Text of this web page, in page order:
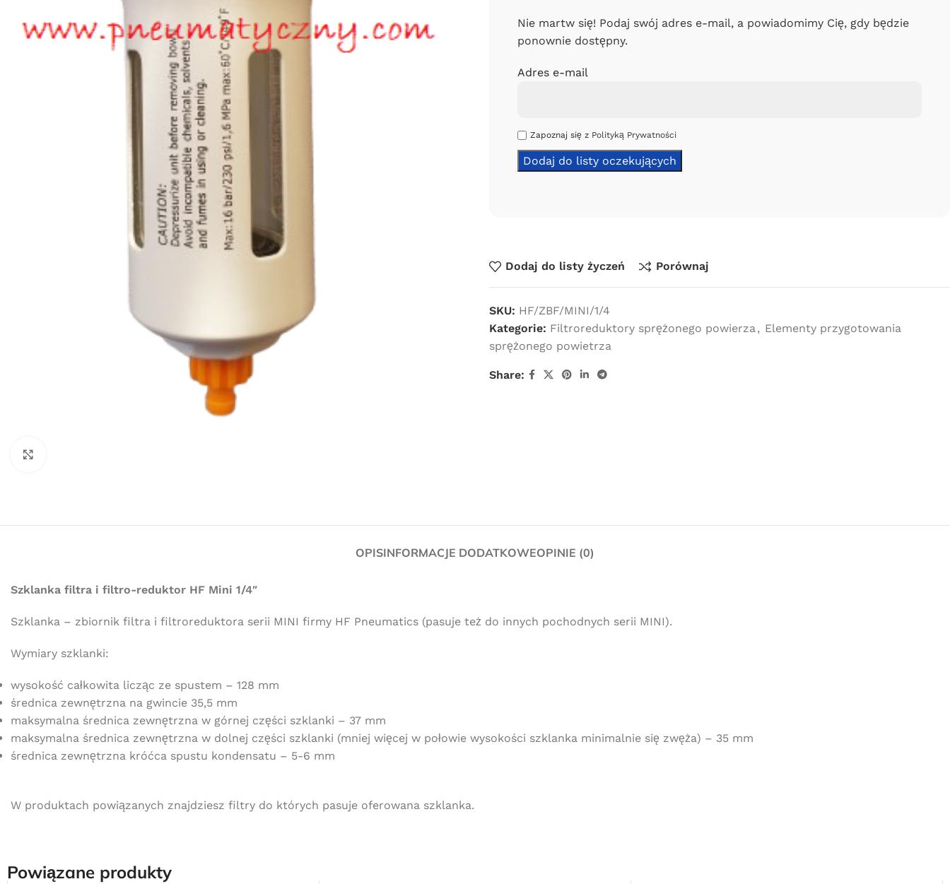
Nie martw się! Podaj swój adres e-mail, a powiadomimy Cię, gdy będzie
ponownie dostępny.
Adres e-mail
Zapoznaj się z Polityką Prywatności
Dodaj do listy życzeń Porównaj
SKU: HF/ZBF/MINI/1/4
Kategorie: Filtroreduktory sprężonego powierza , Elementy przygotowania
sprężonego powietrza
Share:
OPISINFORMACJE DODATKOWEOPINIE (0)
Szklanka filtra i filtro-reduktor HF Mini 1/4″
Szklanka – zbiornik filtra i filtroreduktora serii MINI firmy HF Pneumatics (pasuje też do innych pochodnych serii MINI).
Wymiary szklanki:
wysokość całkowita licząc ze spustem – 128 mm
średnica zewnętrzna na gwincie 35,5 mm
maksymalna średnica zewnętrzna w górnej części szklanki – 37 mm
maksymalna średnica zewnętrzna w dolnej części szklanki (mniej więcej w połowie wysokości szklanka minimalnie się zwęża) – 35 mm
średnica zewnętrzna króćca spustu kondensatu – 5-6 mm
W produktach powiązanych znajdziesz filtry do których pasuje oferowana szklanka.
Powiązane produkty